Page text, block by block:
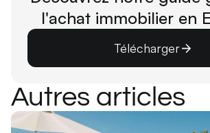
l'achat immobilier en
Télécharger
Autres articles